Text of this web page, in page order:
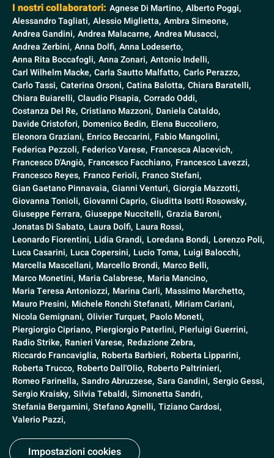
I nostri collaboratori: Agnese Di Martino, Alberto Poggi,
Alessandro Tagliati, Alessio Miglietta, Ambra Simeone,
Andrea Gandini, Andrea Malacarne, Andrea Musacci,
Andrea Zerbini, Anna Dolfi, Anna Lodeserto,
Anna Rita Boccafogli, Anna Zonari, Antonio Indelli,
Carl Wilhelm Macke, Carla Sautto Malfatto, Carlo Perazzo,
Carlo Tassi, Caterina Orsoni, Catina Balotta, Chiara Baratelli,
Chiara Buiarelli, Claudio Pisapia, Corrado Oddi,
Costanza Del Re, Cristiano Mazzoni, Daniela Cataldo,
Davide Cristofori, Domenico Bedin, Elena Buccoliero,
Eleonora Graziani, Enrico Beccarini, Fabio Mangolini,
Federica Pezzoli, Federico Varese, Francesca Alacevich,
Francesco D'Angiò, Francesco Facchiano, Francesco Lavezzi,
Francesco Reyes, Franco Ferioli, Franco Stefani,
Gian Gaetano Pinnavaia, Gianni Venturi, Giorgia Mazzotti,
Giovanna Tonioli, Giovanni Caprio, Giuditta Isotti Rosowsky,
Giuseppe Ferrara, Giuseppe Nuccitelli, Grazia Baroni,
Jonatas Di Sabato, Laura Dolfi, Laura Rossi,
Leonardo Fiorentini, Lidia Grandi, Loredana Bondi, Lorenzo Poli,
Luca Casarini, Luca Copersini, Lucio Toma, Luigi Balocchi,
Marcella Mascellani, Marcello Brondi, Marco Belli,
Marco Monetini, Maria Calabrese, Maria Mancino,
Maria Teresa Antoniozzi, Marina Carli, Massimo Marchetto,
Mauro Presini, Michele Ronchi Stefanati, Miriam Cariani,
Nicola Gemignani, Olivier Turquet, Paolo Moneti,
Piergiorgio Cipriano, Piergiorgio Paterlini, Pierluigi Guerrini,
Radio Strike, Ranieri Varese, Redazione Zebra,
Riccardo Francaviglia, Roberta Barbieri, Roberta Lipparini,
Roberta Trucco, Roberto Dall'Olio, Roberto Paltrinieri,
Romeo Farinella, Sandro Abruzzese, Sara Gandini, Sergio Gessi,
Sergio Kraisky, Silvia Tebaldi, Simonetta Sandri,
Stefania Bergamini, Stefano Agnelli, Tiziano Cardosi,
Valerio Pazzi,
Impostazioni cookies